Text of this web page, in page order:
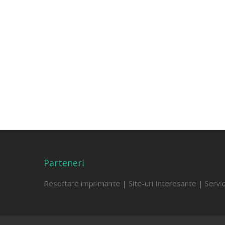
Parteneri
Resoftare imprimante | Site-uri Interesante |